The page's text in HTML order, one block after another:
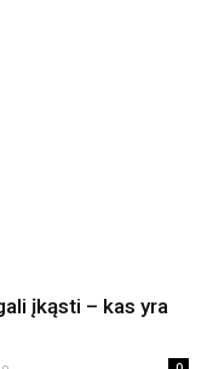
įkąsti – kas yra